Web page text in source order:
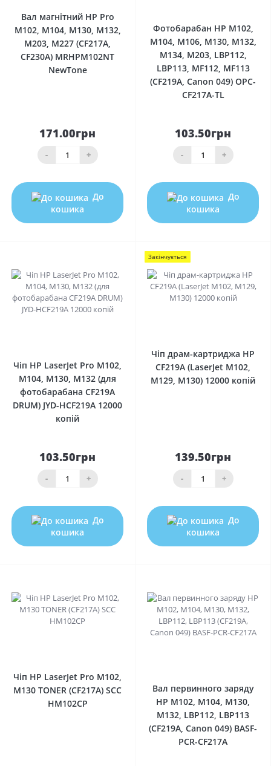
Вал магнітний HP Pro
M102, M104, M130, M132,
M203, M227 (CF217A,
CF230A) MRHPM102NT
NewTone
171.00грн
- +
До
кошика
Фотобарабан HP M102,
M104, M106, M130, M132,
M134, M203, LBP112,
LBP113, MF112, MF113
(CF219A, Canon 049) OPC-
CF217A-TL
103.50грн
- +
До
кошика
Чіп HP LaserJet Pro M102,
M104, M130, M132 (для
фотобарабана CF219A
DRUM) JYD-HCF219A 12000
копій
103.50грн
- +
До
кошика
Закінчується
Чіп драм-картриджа HP
CF219A (LaserJet M102,
M129, M130) 12000 копiй
139.50грн
- +
До
кошика
Чіп HP LaserJet Pro M102,
M130 TONER (CF217A) SCC
HM102CP
Вал первинного заряду
HP M102, M104, M130,
M132, LBP112, LBP113
(CF219A, Canon 049) BASF-
PCR-CF217A